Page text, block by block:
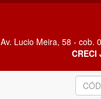
Av. Lucio Meira, 58 - cob.
CRECI